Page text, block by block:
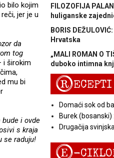
bilo kojim
jer je u
da
tog
i širokim
mu bi
i ovde
s kraja
se raduju!
FILOZOFIJA
huliganske
BORIS
Hrvatska
„MALI ROMAN O
duboko intimna
RECEPTI
Domaći sok od
Burek
Drugačija
E-